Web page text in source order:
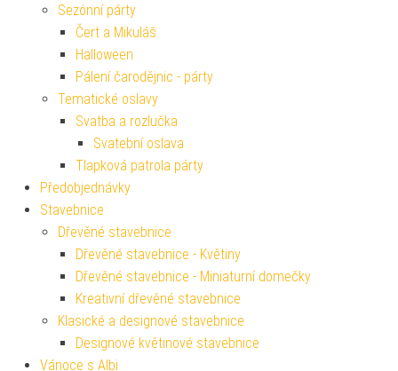
Sezónní párty
Čert a Mikuláš
Halloween
Pálení čarodějnic - párty
Tematické oslavy
Svatba a rozlučka
Svatební oslava
Tlapková patrola párty
Předobjednávky
Stavebnice
Dřevěné stavebnice
Dřevěné stavebnice - Květiny
Dřevěné stavebnice - Miniaturní domečky
Kreativní dřevěné stavebnice
Klasické a designové stavebnice
Designové květinové stavebnice
Vánoce s Albi